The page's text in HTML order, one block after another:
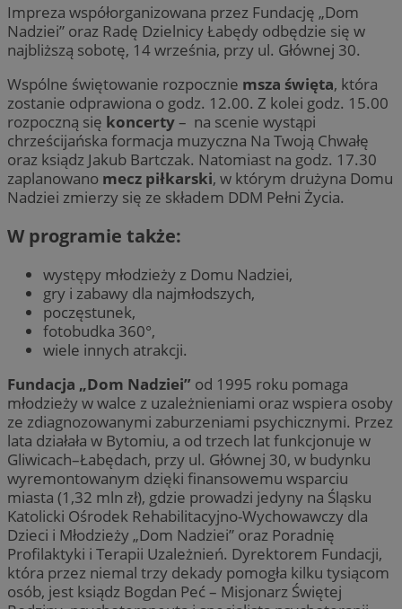
Impreza współorganizowana przez Fundację „Dom
Nadziei” oraz Radę Dzielnicy Łabędy odbędzie się w
najbliższą sobotę, 14 września, przy ul. Głównej 30.
Wspólne świętowanie rozpocznie msza święta, która
zostanie odprawiona o godz. 12.00. Z kolei godz. 15.00
rozpoczną się koncerty– na scenie wystąpi
chrześcijańska formacja muzyczna Na Twoją Chwałę
oraz ksiądz Jakub Bartczak. Natomiast na godz. 17.30
zaplanowano mecz piłkarski, w którym drużyna Domu
Nadziei zmierzy się ze składem DDM Pełni Życia.
W programie także:
występy młodzieży z Domu Nadziei,
gry i zabawy dla najmłodszych,
poczęstunek,
fotobudka 360°,
wiele innych atrakcji.
Fundacja „Dom Nadziei” od 1995 roku pomaga
młodzieży w walce z uzależnieniami oraz wspiera osoby
ze zdiagnozowanymi zaburzeniami psychicznymi. Przez
lata działała w Bytomiu, a od trzech lat funkcjonuje w
Gliwicach–Łabędach, przy ul. Głównej 30, w budynku
wyremontowanym dzięki finansowemu wsparciu
miasta (1,32 mln zł), gdzie prowadzi jedyny na Śląsku
Katolicki Ośrodek Rehabilitacyjno-Wychowawczy dla
Dzieci i Młodzieży „Dom Nadziei” oraz Poradnię
Profilaktyki i Terapii Uzależnień. Dyrektorem Fundacji,
która przez niemal trzy dekady pomogła kilku tysiącom
osób, jest ksiądz Bogdan Peć – Misjonarz Świętej